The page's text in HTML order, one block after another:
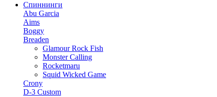
Спиннинги
Abu Garcia
Aims
Boggy
Breaden
Glamour Rock Fish
Monster Calling
Rocketmaru
Squid Wicked Game
Crony
D-3 Custom